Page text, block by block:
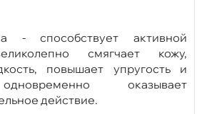
- способствует активной
смягчает кожу,
повышает упругость и
оказывает
действие.